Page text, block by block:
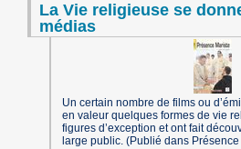
La Vie religieuse se
médias
Un certain nombre de films ou
en valeur quelques formes de vie
figures d’exception et ont fait
large public. (Publié dans